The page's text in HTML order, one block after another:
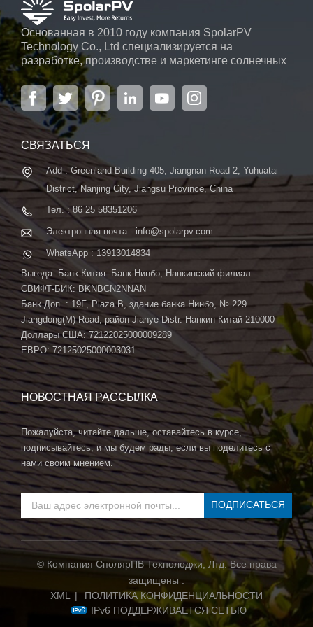
Основанная в 2010 году компания SpolarPV
Technology Co., Ltd специализируется на
разработке, производстве и маркетинге солнечных
элементов, солнечных модулей и солнечных
энергетических систем. Компания, расположенная
в Нанкине, столице провинции Цзянсу, на площади
6000 м2, может похвастаться передовой
автоматической системой ...
СВЯЗАТЬСЯ
Add : Greenland Building 405, Jiangnan Road 2, Yuhuatai
District, Nanjing City, Jiangsu Province, China
Тел. : 86 25 58351206
Электронная почта : info@spolarpv.com
WhatsApp : 13913014834
Выгода. Банк Китая: Банк Нинбо, Нанкинский филиал
СВИФТ-БИК: BKNBCN2NNAN
Банк Доп. : 19F, Plaza B, здание банка Нинбо, № 229
Jiangdong(M) Road, район Jianye Distr. Нанкин Китай 210000
Доллары США: 72122025000009289
ЕВРО: 72125025000003031
НОВОСТНАЯ РАССЫЛКА
Пожалуйста, читайте дальше, оставайтесь в курсе,
подписывайтесь, и мы будем рады, если вы поделитесь с
нами своим мнением.
© Компания СполярПВ Технолоджи, Лтд. Все права
защищены .
XML
|
ПОЛИТИКА КОНФИДЕНЦИАЛЬНОСТИ
IPv6 ПОДДЕРЖИВАЕТСЯ СЕТЬЮ